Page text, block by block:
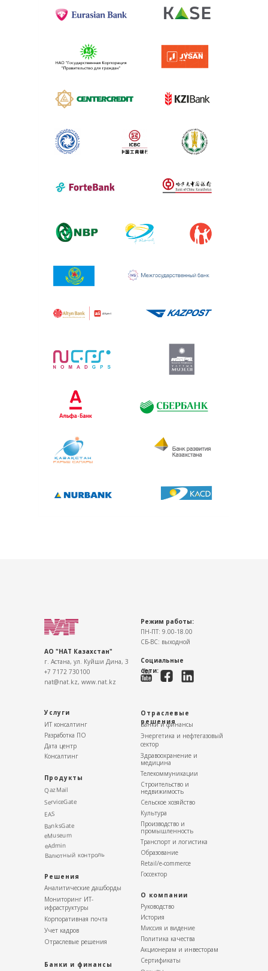
Услуги
Продукты
Банки и финансы
Отраслевые решения
Отраслевые
решения
Решения
О компании
Режим работы:
ПН-ПТ: 9.00-18.00
СБ-ВС: выходной
Руководство
Телекоммуникации
Аналитические дашборды
АО "НАТ Казахстан"
г. Астана, ул. Куйши Дина, 3
+7 7172 730100
nat@nat.kz, www.nat.kz
QazMail
ServiceGate
EAS
BanksGate
Культура
Мониторинг ИТ-
ифраструктуры
Корпоративная почта
Банки и финансы
Строительство и
недвижимость
Производство и
промышленность
Здравоохранение и
медицина
Сельское хозяйство
Транспорт и логистика
Образование
Retail/e-commerce
Госсектор
История
Миссия и видение
Политика качества
Акционерам и инвесторам
Сертификаты
Энергетика и нефтегазовый
сектор
eMuseum
ИТ консалтинг
Разработка ПО
Дата центр
Консалтинг
Социальные
сети:
Валютный контроль
eAdmin
Учет кадров